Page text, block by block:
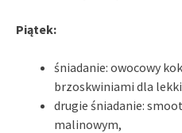
Piątek:
śniadanie: owocowy
brzoskwiniami dla
drugie śniadanie:
malinowym,